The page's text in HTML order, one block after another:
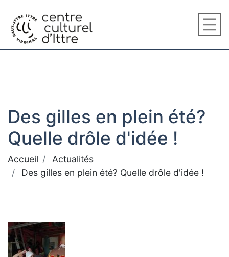
Des gilles en plein été?
Quelle drôle d'idée !
Accueil
Actualités
Des gilles en plein été? Quelle drôle d'idée !